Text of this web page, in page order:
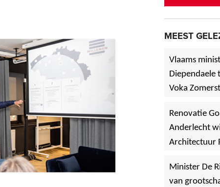
MEEST
Vlaams
Voka
Renovatie
Anderlecht
Architectuur
Minister De
van